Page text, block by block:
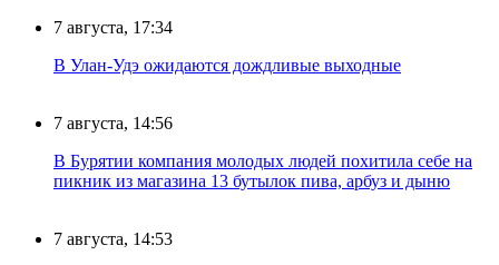
7 августа, 17:34
В Улан-Удэ ожидаются дождливые выходные
7 августа, 14:56
В Бурятии компания молодых людей похитила себе на
пикник из магазина 13 бутылок пива, арбуз и дыню
7 августа, 14:53